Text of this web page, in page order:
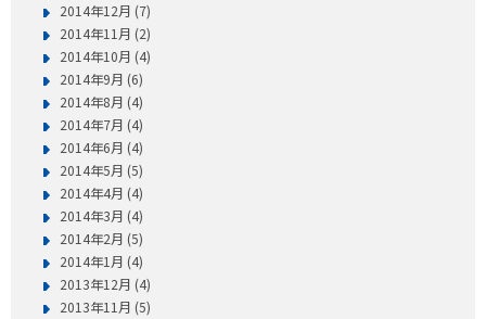
2014年12月 (7)
2014年11月 (2)
2014年10月 (4)
2014年9月 (6)
2014年8月 (4)
2014年7月 (4)
2014年6月 (4)
2014年5月 (5)
2014年4月 (4)
2014年3月 (4)
2014年2月 (5)
2014年1月 (4)
2013年12月 (4)
2013年11月 (5)